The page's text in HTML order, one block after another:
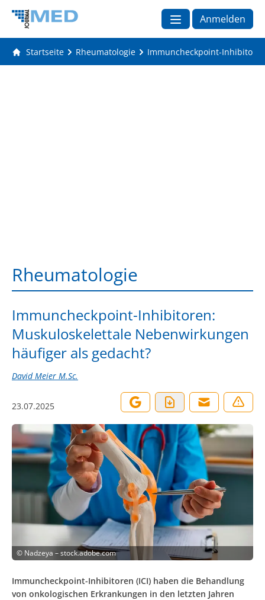
Anmelden
Startseite Rheumatologie Immuncheckpoint-
Rheumatologie
Immuncheckpoint-Inhibitoren:
Muskuloskelettale Nebenwirkungen
häufiger als gedacht?
David Meier M.Sc.
23.07.2025
© Nadzeya – stock.adobe.com
Immuncheckpoint-Inhibitoren (ICI) haben die Behandlung
von onkologischen Erkrankungen in den letzten Jahren